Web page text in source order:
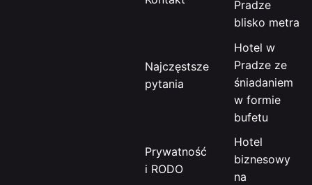
Najczęstsze
pytania
Prywatność
i RODO
Pradze
blisko metra
Hotel w
Pradze ze
śniadaniem
w formie
bufetu
Hotel
biznesowy
na